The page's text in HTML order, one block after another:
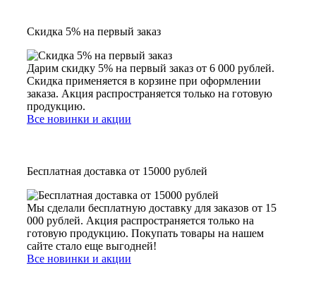
Скидка 5% на первый заказ
Дарим скидку 5% на первый заказ от 6 000 рублей.
Скидка применяется в корзине при оформлении
заказа. Акция распространяется только на готовую
продукцию.
Все новинки и акции
Бесплатная доставка от 15000 рублей
Мы сделали бесплатную доставку для заказов от 15
000 рублей. Акция распространяется только на
готовую продукцию. Покупать товары на нашем
сайте стало еще выгодней!
Все новинки и акции